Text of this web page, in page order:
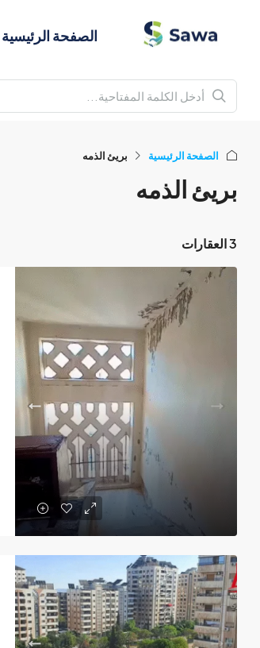
الصفحة الرئيسية
الصفحة الرئيسية بريئ الذمه
بريئ الذمه
3 العقارات